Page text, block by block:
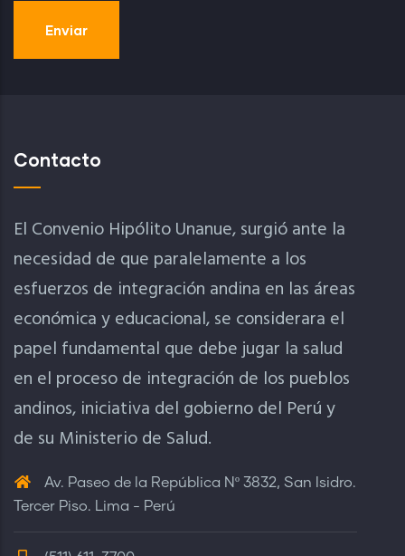
Contacto
El Convenio Hipólito Unanue, surgió ante la
necesidad de que paralelamente a los
esfuerzos de integración andina en las áreas
económica y educacional, se considerara el
papel fundamental que debe jugar la salud
en el proceso de integración de los pueblos
andinos, iniciativa del gobierno del Perú y
de su Ministerio de Salud.
Av. Paseo de la República Nº 3832, San Isidro.
Tercer Piso. Lima - Perú